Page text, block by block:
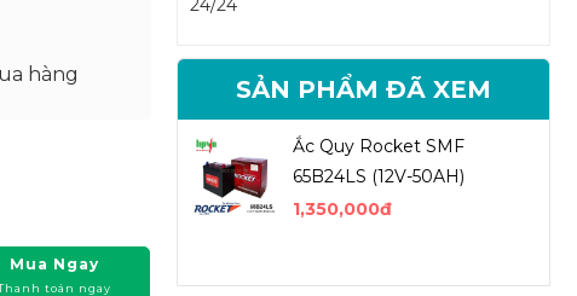
hàng
Mua Ngay
toán ngay
SẢN PHẨM ĐÃ XEM
Ắc Quy Rocket SMF
65B24LS (12V-50AH)
1,350,000đ